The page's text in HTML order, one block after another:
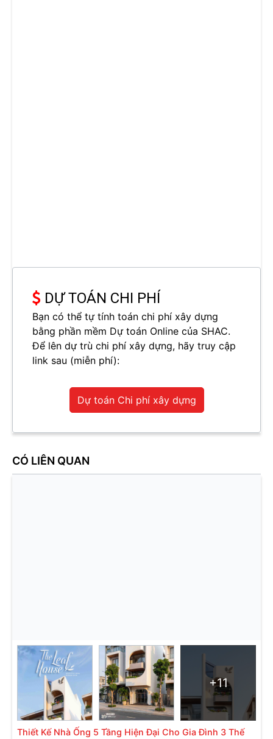
DỰ TOÁN CHI PHÍ
Bạn có thể tự tính toán chi phí xây dựng
bằng phần mềm Dự toán Online của SHAC.
Để lên dự trù chi phí xây dựng, hãy truy cập
link sau (miễn phí):
Dự toán Chi phí xây dựng
CÓ LIÊN QUAN
+11
Thiết Kế Nhà Ống 5 Tầng Hiện Đại Cho Gia Đình 3 Thế